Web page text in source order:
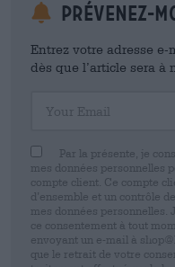
Prévenez-
Entrez votre adresse
dès que l’article sera à
Par la présente, je
mes données personnelles
compte client. Ce compte
d’ensemble et un contrôle
mes données personnelles.
ce consentement à tout
envoyant un e-mail à
que le retrait de votre